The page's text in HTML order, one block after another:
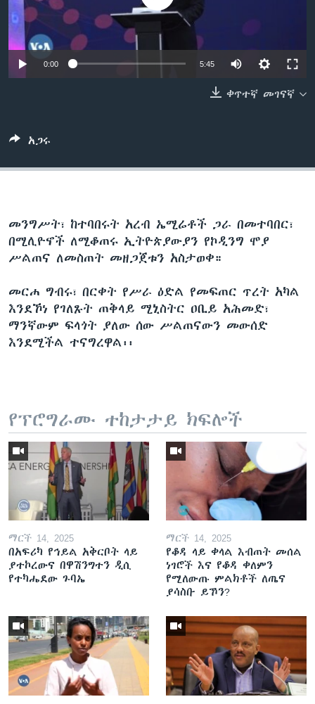
ቋንቋዎች
0:00 5:45
ቀጥተኛ መገናኛ
አጋሩ
መንግሥት፣ ከተባበሩት አረብ ኤሚሬቶች ጋራ በመተባበር፣
በሚሊዮኖች ለሚቆጠሩ ኢትዮጵያውያን የኮዲንግ ሞያ
ሥልጠና ለመስጠት መዘጋጀቱን አስታወቀ።
መርሐ ግብሩ፣ በርቀት የሥራ ዕድል የመፍጠር ጥረት አካል
እንደኾነ የገለጹት ጠቅላይ ሚኒስትር ዐቢይ አሕመድ፣
ማንኛውም ፍላጎት ያለው ሰው ሥልጠናውን መውሰድ
እንደሚችል ተናግረዋል፡፡
የፕሮግራሙ ተከታታይ ክፍሎች
ማርች 14, 2025
በአፍሪካ የኅይል አቅርቦት ላይ
ያተኮረውና በዋሽንግተን ዲሲ
የተካሔደው ጉባኤ
ማርች 14, 2025
የቆዳ ላይ ቀላል እብጠት መሰል
ነገሮች እና የቆዳ ቀለምን
የሚለውጡ ምልክቶች ለጤና
ያሳስቡ ይኾን?